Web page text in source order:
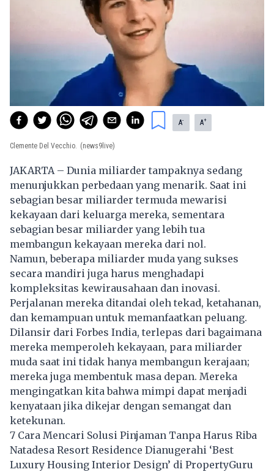
A- A+
Clemente Del Vecchio. (news9live)
JAKARTA – Dunia miliarder tampaknya sedang
menunjukkan perbedaan yang menarik. Saat ini
sebagian besar miliarder termuda mewarisi
kekayaan dari keluarga mereka, sementara
sebagian besar miliarder yang lebih tua
membangun kekayaan mereka dari nol.
Namun, beberapa miliarder muda yang sukses
secara mandiri juga harus menghadapi
kompleksitas kewirausahaan dan inovasi.
Perjalanan mereka ditandai oleh tekad, ketahanan,
dan kemampuan untuk memanfaatkan peluang.
Dilansir dari Forbes India, terlepas dari bagaimana
mereka memperoleh kekayaan, para miliarder
muda saat ini tidak hanya membangun kerajaan;
mereka juga membentuk masa depan. Mereka
mengingatkan kita bahwa mimpi dapat menjadi
kenyataan jika dikejar dengan semangat dan
ketekunan.
7 Cara Mencari Solusi Pinjaman Tanpa Harus Riba
Natadesa Resort Residence Dianugerahi ‘Best
Luxury Housing Interior Design’ di PropertyGuru